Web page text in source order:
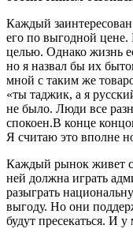
Каждый
его по выгодной
целью. Однако жизнь
но я назвал бы их
мной с таким же
«ты таджик, а я
не было. Люди все
спокоен.В конце
Я считаю это вполне
Каждый рынок живет
ней должна играть
разыграть
выгоду. Но они
будут пресекаться. И